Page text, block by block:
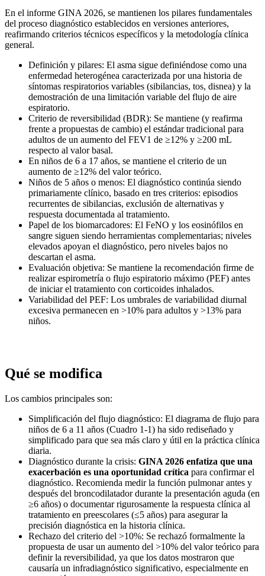
En el informe GINA 2026, se mantienen los pilares fundamentales
del proceso diagnóstico establecidos en versiones anteriores,
reafirmando criterios técnicos específicos y la metodología clínica
general.
Definición y pilares: El asma sigue definiéndose como una
enfermedad heterogénea caracterizada por una historia de
síntomas respiratorios variables (sibilancias, tos, disnea) y la
demostración de una limitación variable del flujo de aire
espiratorio.
Criterio de reversibilidad (BDR): Se mantiene (y reafirma
frente a propuestas de cambio) el estándar tradicional para
adultos de un aumento del FEV1 de ≥12% y ≥200 mL
respecto al valor basal.
En niños de 6 a 17 años, se mantiene el criterio de un
aumento de ≥12% del valor teórico.
Niños de 5 años o menos: El diagnóstico continúa siendo
primariamente clínico, basado en tres criterios: episodios
recurrentes de sibilancias, exclusión de alternativas y
respuesta documentada al tratamiento.
Papel de los biomarcadores: El FeNO y los eosinófilos en
sangre siguen siendo herramientas complementarias; niveles
elevados apoyan el diagnóstico, pero niveles bajos no
descartan el asma.
Evaluación objetiva: Se mantiene la recomendación firme de
realizar espirometría o flujo espiratorio máximo (PEF) antes
de iniciar el tratamiento con corticoides inhalados.
Variabilidad del PEF: Los umbrales de variabilidad diurnal
excesiva permanecen en >10% para adultos y >13% para
niños.
Qué se modifica
Los cambios principales son:
Simplificación del flujo diagnóstico: El diagrama de flujo para
niños de 6 a 11 años (Cuadro 1-1) ha sido rediseñado y
simplificado para que sea más claro y útil en la práctica clínica
diaria.
Diagnóstico durante la crisis: GINA 2026 enfatiza que una
exacerbación es una oportunidad crítica para confirmar el
diagnóstico. Recomienda medir la función pulmonar antes y
después del broncodilatador durante la presentación aguda (en
≥6 años) o documentar rigurosamente la respuesta clínica al
tratamiento en preescolares (≤5 años) para asegurar la
precisión diagnóstica en la historia clínica.
Rechazo del criterio del >10%: Se rechazó formalmente la
propuesta de usar un aumento del >10% del valor teórico para
definir la reversibilidad, ya que los datos mostraron que
causaría un infradiagnóstico significativo, especialmente en